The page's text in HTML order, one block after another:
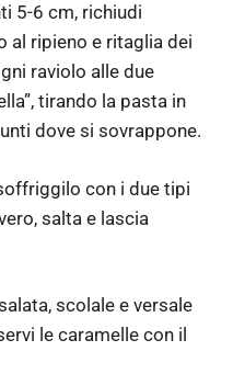
5-6 cm, richiudi
al ripieno e ritaglia dei
raviolo alle due
tirando la pasta in
dove si sovrappone.
con i due tipi
salta e lascia
scolale e versale
le caramelle con il